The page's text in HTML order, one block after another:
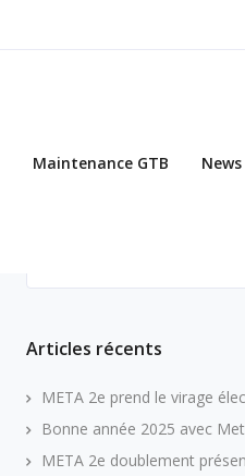
Maintenance GTB News
Articles récents
META 2e prend le virage
Bonne année 2025 avec
META 2e doublement